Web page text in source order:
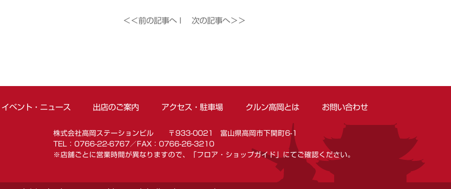
＜＜前の記事へ l次の記事へ＞＞
イベント・ニュース 出店のご案内 アクセス・駐車場 クルン高岡とは お問い合わせ
株式会社高岡ステーションビル 〒933-0021 富山県高岡市下関町6-1
TEL：0766-22-6767／FAX：0766-26-3210
※店舗ごとに営業時間が異なりますので、「フロア・ショップガイド」にてご確認ください。